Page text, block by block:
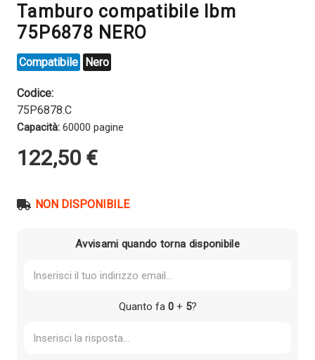
Tamburo compatibile Ibm
75P6878 NERO
Compatibile Nero
Codice:
75P6878.C
Capacità: 60000 pagine
122,50 €
NON DISPONIBILE
Avvisami quando torna disponibile
Quanto fa 0+ 5?